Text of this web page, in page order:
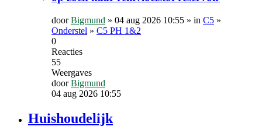
doorBigmund » 04 aug 2026 10:55 » in C5 »
Onderstel » C5 PH 1&2
0
Reacties
55
Weergaves
doorBigmund
04 aug 2026 10:55
Huishoudelijk